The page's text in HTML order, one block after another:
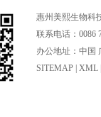
惠州美熙生物科
联系电话：0086
办公地址：中国
SITEMAP
XML